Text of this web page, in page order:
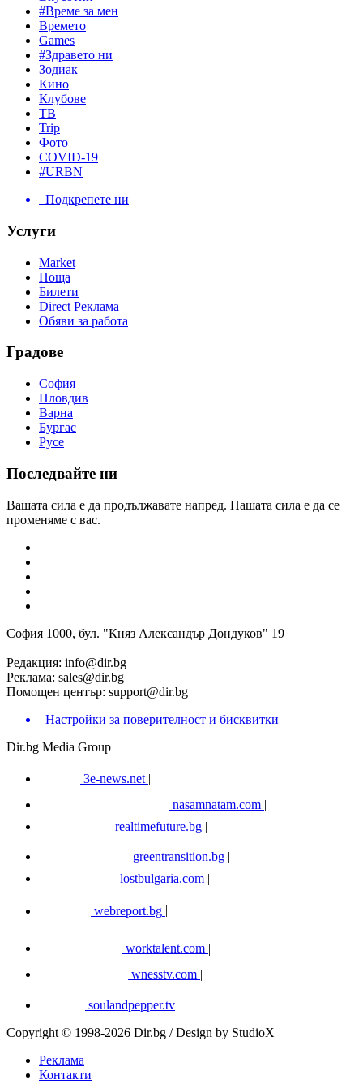
#Време за мен
Времето
Games
#Здравето ни
Зодиак
Кино
Клубове
ТВ
Trip
Фото
COVID-19
#URBN
Подкрепете ни
Услуги
Market
Поща
Билети
Direct Реклама
Обяви за работа
Градове
София
Пловдив
Варна
Бургас
Русе
Последвайте ни
Вашата сила е да продължавате напред. Нашата сила е да се
променяме с вас.
София 1000, бул. "Княз Александър Дондуков" 19
Редакция: info@dir.bg
Реклама: sales@dir.bg
Помощен център: support@dir.bg
Настройки за поверителност и бисквитки
Dir.bg Media Group
3e-news.net |
nasamnatam.com |
realtimefuture.bg |
greentransition.bg |
lostbulgaria.com |
webreport.bg
worktalent.com |
wnesstv.com |
soulandpepper.tv
Copyright © 1998-2026 Dir.bg / Design by StudioX
Реклама
Контакти